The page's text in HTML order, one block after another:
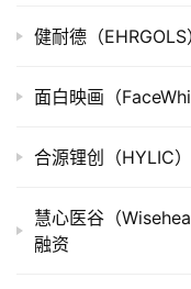
院健耐德（
面白映画（
合源锂创（HYLIC
慧心医谷（
融资